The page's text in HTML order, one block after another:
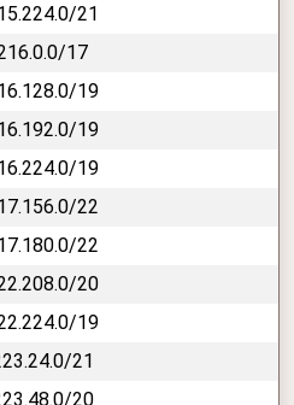
21
17
19
19
19
22
22
20
19
21
20